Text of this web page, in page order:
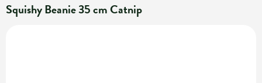
Squishy Beanie 35 cm Catnip